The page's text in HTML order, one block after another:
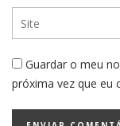
Guardar o meu
próxima vez que eu